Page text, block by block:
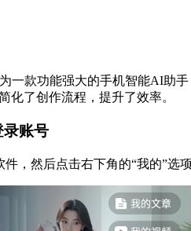
一款功能强大的手机智能AI助
化了创作流程，提升了效率。
账号
，然后点击右下角的“我的”选项